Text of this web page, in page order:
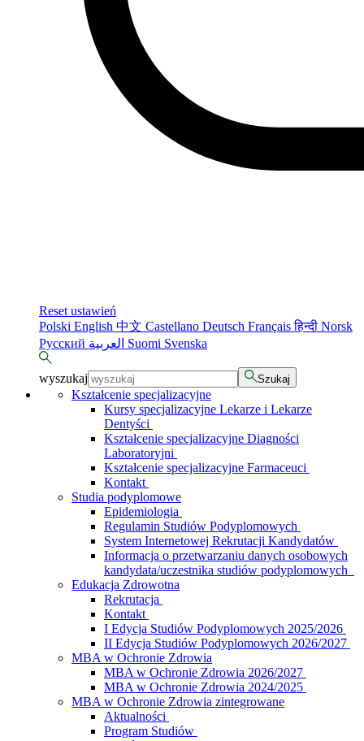
Reset ustawień
Polski English 中文 Castellano Deutsch Françaisहिन्दी Norsk
Русский
Suomi Svenska
wyszukaj Szukaj
Kształcenie specjalizacyjne
Kursy specjalizacyjne Lekarze i Lekarze
Dentyści
Kształcenie specjalizacyjne Diagności
Laboratoryjni
Kształcenie specjalizacyjne Farmaceuci
Kontakt
Studia podyplomowe
Epidemiologia
Regulamin Studiów Podyplomowych
System Internetowej Rekrutacji Kandydatów
Informacja o przetwarzaniu danych osobowych
kandydata/uczestnika studiów podyplomowych
Edukacja Zdrowotna
Rekrutacja
Kontakt
I Edycja Studiów Podyplomowych 2025/2026
II Edycja Studiów Podyplomowych 2026/2027
MBA w Ochronie Zdrowia
MBA w Ochronie Zdrowia 2026/2027
MBA w Ochronie Zdrowia 2024/2025
MBA w Ochronie Zdrowia zintegrowane
Aktualności
Program Studiów